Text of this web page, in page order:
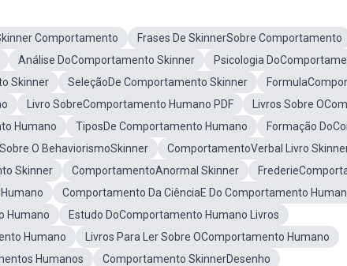
Comportamento
Frases De SkinnerSobre Comportamento
Análise DoComportamento Skinner
Psicologia
Skinner
SeleçãoDe Comportamento Skinner
Livro SobreComportamento Humano PDF
Livros Sobre
Humano
TiposDe Comportamento Humano
Formação
Sobre O BehaviorismoSkinner
ComportamentoVerbal Livro
Skinner
ComportamentoAnormal Skinner
Comportamento Da CiênciaE Do Comportamento
Humano
Estudo DoComportamento Humano Livros
Humano
Livros Para Ler Sobre OComportamento Humano
Humanos
Comportamento SkinnerDesenho